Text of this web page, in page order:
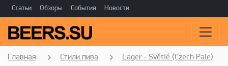
Статьи Обзоры События Новости
Главная Стили пива Lager - Světlé (Czech Pale)